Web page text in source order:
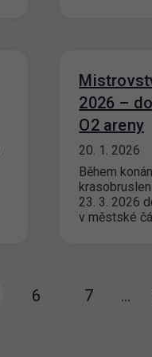
2026 –
O2 areny
20. 1. 2026
Během
23. 3. 2026
v městské
6 7 …